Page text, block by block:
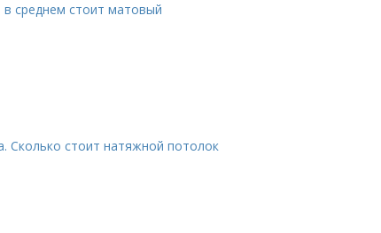
среднем стоит матовый
Сколько стоит натяжной потолок